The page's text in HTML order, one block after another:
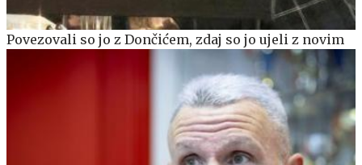
Povezovali so jo z Dončićem, zdaj so jo ujeli z novim